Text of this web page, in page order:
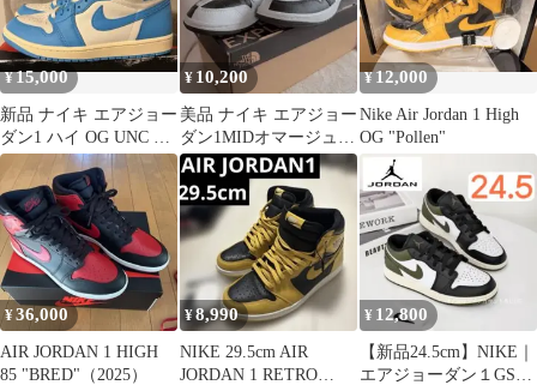
¥15,000
新品 ナイキ エアジョー
ダン1 ハイ OG UNC リ
イマジンド 28.0cm
¥ 10,200
美品 ナイキ エアジョー
ダン1MIDオマージュ
白黒 26cm
¥12,000
Nike Air Jordan 1 High
OG "Pollen"
¥36,000
AIR JORDAN 1 HIGH
85 "BRED"（2025）
¥8,990
NIKE 29.5cm AIR
JORDAN 1 RETRO
¥ 12,800
【新品24.5cm】NIKE｜
エアジョーダン１GS｜